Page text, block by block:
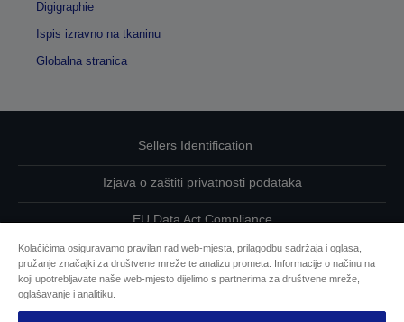
Digigraphie
Ispis izravno na tkaninu
Globalna stranica
Sellers Identification
Izjava o zaštiti privatnosti podataka
EU Data Act Compliance
Kontaktirajte nas u vezi svojih podataka
Kolačićima osiguravamo pravilan rad web-mjesta, prilagodbu sadržaja i oglasa,
pružanje značajki za društvene mreže te analizu prometa. Informacije o načinu na
koji upotrebljavate naše web-mjesto dijelimo s partnerima za društvene mreže,
oglašavanje i analitiku.